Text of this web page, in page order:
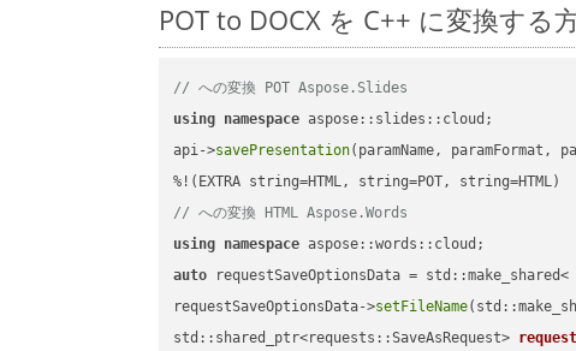
POT to DOCX を C++ に変換す
// への変換 POT Aspose.Slides
using namespace
api->savePresentation(paramName, paramFormat,
// への変換 HTML Aspose.Words
using namespace
auto requestSaveOptionsData =
requestSaveOptionsData->setFileName
std::shared_ptr<requests::SaveAsRequest> request